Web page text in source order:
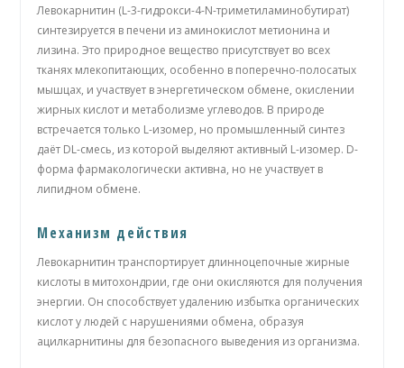
Левокарнитин (L-3-гидрокси-4-N-триметиламинобутират)
синтезируется в печени из аминокислот метионина и
лизина. Это природное вещество присутствует во всех
тканях млекопитающих, особенно в поперечно-полосатых
мышцах, и участвует в энергетическом обмене, окислении
жирных кислот и метаболизме углеводов. В природе
встречается только L-изомер, но промышленный синтез
даёт DL-смесь, из которой выделяют активный L-изомер. D-
форма фармакологически активна, но не участвует в
липидном обмене.
Механизм действия
Левокарнитин транспортирует длинноцепочные жирные
кислоты в митохондрии, где они окисляются для получения
энергии. Он способствует удалению избытка органических
кислот у людей с нарушениями обмена, образуя
ацилкарнитины для безопасного выведения из организма.